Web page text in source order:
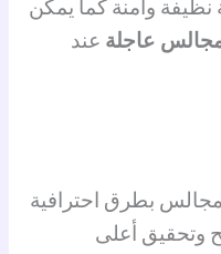
وآمنة كما يمكن
عاجلة عند
بطرق احترافية
وتحقيق أعلى